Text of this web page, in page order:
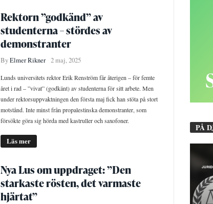
Rektorn ”godkänd” av
studenterna – stördes av
demonstranter
ByElmer Rikner 2 maj, 2025
Lunds universitets rektor Erik Renström får återigen – för femte
året i rad – ”vivat” (godkänt) av studenterna för sitt arbete. Men
under rektorsuppvaktningen den första maj fick han stöta på stort
motstånd. Inte minst från propalestinska demonstranter, som
försökte göra sig hörda med kastruller och saxofoner.
Läs mer
Nya Lus om uppdraget: ”Den
starkaste rösten, det varmaste
hjärtat”
PÅ